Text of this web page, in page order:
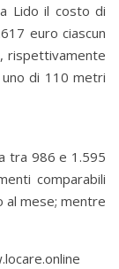
Lido il costo di
euro ciascun
rispettivamente
di 110 metri
tra 986 e 1.595
comparabili
al mese; mentre